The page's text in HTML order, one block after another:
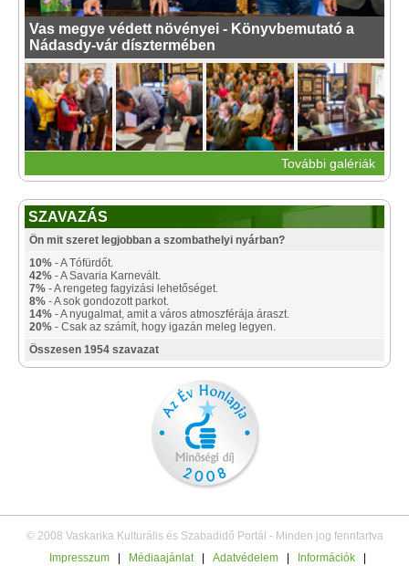
Vas megye védett növényei - Könyvbemutató a
Nádasdy-vár dísztermében
További galériák
SZAVAZÁS
Ön mit szeret legjobban a szombathelyi nyárban?
10% - A Tófürdőt.
42% - A Savaria Karnevált.
7% - A rengeteg fagyizási lehetőséget.
8% - A sok gondozott parkot.
14% - A nyugalmat, amit a város atmoszférája áraszt.
20% - Csak az számít, hogy igazán meleg legyen.
Összesen 1954 szavazat
© 2008 Vaskarika Kulturális és Szabadidő Portál - Minden jog fenntartva
Impresszum
Médiaajánlat Adatvédelem Információk